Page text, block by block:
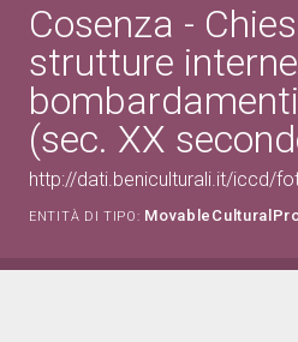
Cosenza -
strutture
(sec. XX
http://dati.beniculturali.it/iccd/
ENTITÀ DI TIPO: